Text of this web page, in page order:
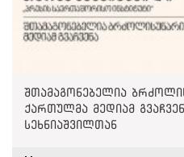
შთამაგონებელია
ქართულმა მედიამ
სეხნიაშვილთან